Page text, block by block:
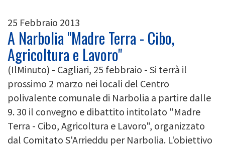
25 Febbraio 2013
A Narbolia "Madre Terra - Cibo,
Agricoltura e Lavoro"
(IlMinuto) - Cagliari, 25 febbraio - Si terrà il
prossimo 2 marzo nei locali del Centro
polivalente comunale di Narbolia a partire dalle
9. 30 il convegno e dibattito intitolato "Madre
Terra - Cibo, Agricoltura e Lavoro", organizzato
dal Comitato S'Arrieddu per Narbolia. L'obiettivo